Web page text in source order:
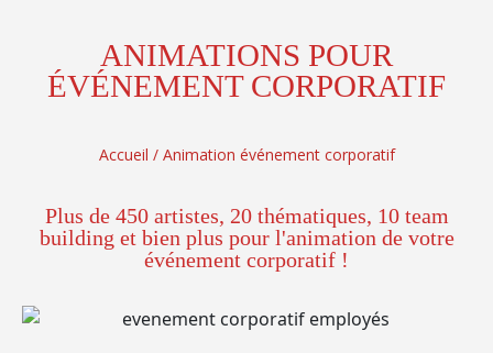
ANIMATIONS POUR
ÉVÉNEMENT CORPORATIF
Accueil / Animation événement corporatif
Plus de 450 artistes, 20 thématiques, 10 team
building et bien plus pour l'animation de votre
événement corporatif !